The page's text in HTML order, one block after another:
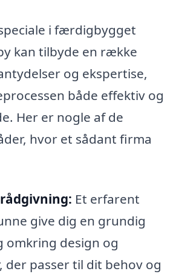
i færdigbygget
kan tilbyde en række
og ekspertise,
både effektiv og
Her er nogle af de
hvor et sådant firma
Et erfarent
give dig en grundig
omkring design og
der passer til dit behov og